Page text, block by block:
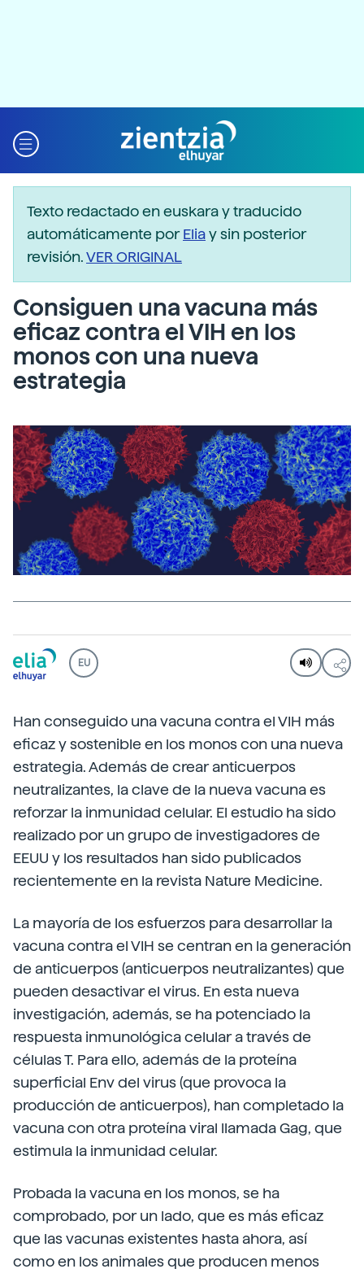
Texto redactado en euskara y traducido
automáticamente porEliay sin posterior
revisión.VER ORIGINAL
Consiguen una vacuna más
eficaz contra el VIH en los
monos con una nueva
estrategia
EU
Han conseguido una vacuna contra el VIH más
eficaz y sostenible en los monos con una nueva
estrategia. Además de crear anticuerpos
neutralizantes, la clave de la nueva vacuna es
reforzar la inmunidad celular. El estudio ha sido
realizado por un grupo de investigadores de
EEUU y los resultados han sido publicados
recientemente en la revista Nature Medicine.
La mayoría de los esfuerzos para desarrollar la
vacuna contra el VIH se centran en la generación
de anticuerpos (anticuerpos neutralizantes) que
pueden desactivar el virus. En esta nueva
investigación, además, se ha potenciado la
respuesta inmunológica celular a través de
células T. Para ello, además de la proteína
superficial Env del virus (que provoca la
producción de anticuerpos), han completado la
vacuna con otra proteína viral llamada Gag, que
estimula la inmunidad celular.
Probada la vacuna en los monos, se ha
comprobado, por un lado, que es más eficaz
que las vacunas existentes hasta ahora, así
como en los animales que producen menos